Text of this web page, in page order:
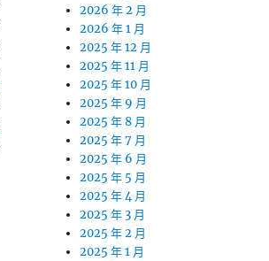
2026 年 2 月
2026 年 1 月
2025 年 12 月
2025 年 11 月
2025 年 10 月
2025 年 9 月
2025 年 8 月
2025 年 7 月
2025 年 6 月
2025 年 5 月
2025 年 4 月
2025 年 3 月
2025 年 2 月
2025 年 1 月